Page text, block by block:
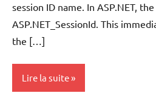
session ID name. In ASP.NET,
ASP.NET_SessionId. This
the […]
Lire la suite